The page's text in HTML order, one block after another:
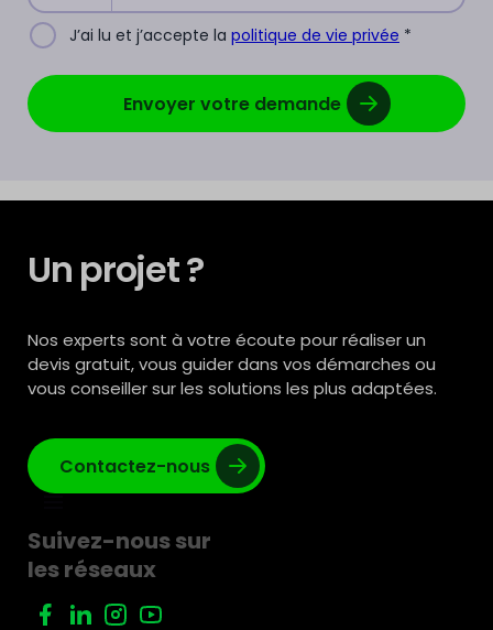
J’ai lu et j’accepte la politique de vie privée *
Envoyer votre demande
Un projet ?
Nos experts sont à votre écoute pour réaliser un
devis gratuit, vous guider dans vos démarches ou
vous conseiller sur les solutions les plus adaptées.
Contactez-nous
Suivez-nous sur
les réseaux